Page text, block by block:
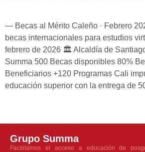
— Becas al Mérito Caleño · Febrero
becas internacionales para estudios
febrero de 2026 🏛️ Alcaldía de
Summa 500 Becas disponibles 80%
Beneficiarios +120 Programas Cali
educación superior con la entrega de
Grupo Summa
Facilitamos el acceso a educación de